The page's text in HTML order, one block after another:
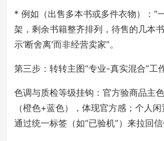
* 例如（出售多本书或多件衣物）：“
架，剩余书籍整齐排列，待售的几本
示‘断舍离’而非经营卖家”。
第三步：转转主图“专业-真实混合”工
色调与质检等级挂钩：官方验商品主
（橙色+蓝色），体现官方感；个人
通过统一标签（如“已验机”）来拉回信